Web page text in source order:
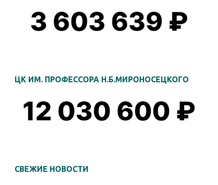
ЦК ИМ. ПРОФЕССОРА Н.Б.МИРОНОСЕЦКОГО
СВЕЖИЕ НОВОСТИ